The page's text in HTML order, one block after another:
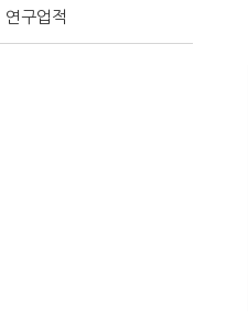
연구업적